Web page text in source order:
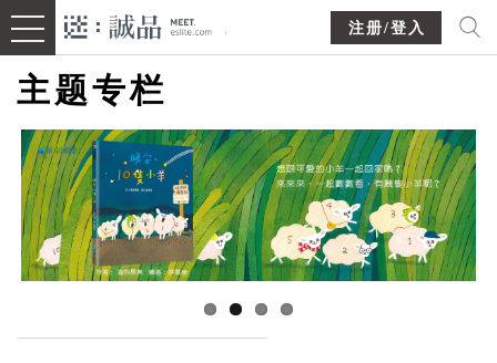
注册/登入
主题专栏